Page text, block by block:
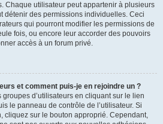
Chaque utilisateur peut appartenir à plusieurs
détenir des permissions individuelles. Ceci
qui pourront modifier les permissions de
fois, ou encore leur accorder des pouvoirs
accès à un forum privé.
et comment puis-je en rejoindre un ?
d’utilisateurs en cliquant sur le lien
le panneau de contrôle de l’utilisateur. Si
cliquez sur le bouton approprié. Cependant,